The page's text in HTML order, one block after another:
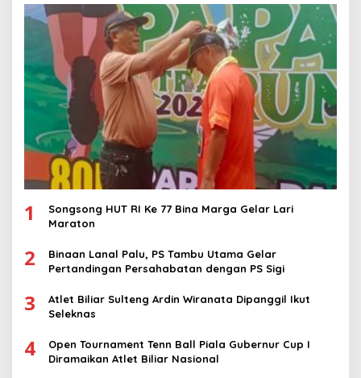
1
Songsong HUT RI Ke 77 Bina Marga Gelar Lari
Maraton
2
Binaan Lanal Palu, PS Tambu Utama Gelar
Pertandingan Persahabatan dengan PS Sigi
3
Atlet Biliar Sulteng Ardin Wiranata Dipanggil Ikut
Seleknas
4
Open Tournament Tenn Ball Piala Gubernur Cup I
Diramaikan Atlet Biliar Nasional